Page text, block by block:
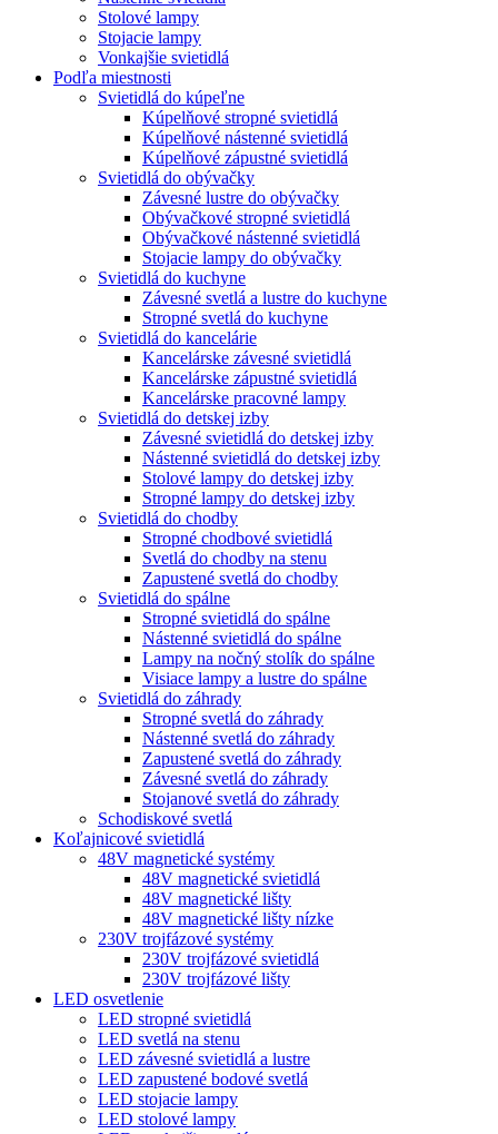
Stolové lampy
Stojacie lampy
Vonkajšie svietidlá
Podľa miestnosti
Svietidlá do kúpeľne
Kúpelňové stropné svietidlá
Kúpelňové nástenné svietidlá
Kúpelňové zápustné svietidlá
Svietidlá do obývačky
Závesné lustre do obývačky
Obývačkové stropné svietidlá
Obývačkové nástenné svietidlá
Stojacie lampy do obývačky
Svietidlá do kuchyne
Závesné svetlá a lustre do kuchyne
Stropné svetlá do kuchyne
Svietidlá do kancelárie
Kancelárske závesné svietidlá
Kancelárske zápustné svietidlá
Kancelárske pracovné lampy
Svietidlá do detskej izby
Závesné svietidlá do detskej izby
Nástenné svietidlá do detskej izby
Stolové lampy do detskej izby
Stropné lampy do detskej izby
Svietidlá do chodby
Stropné chodbové svietidlá
Svetlá do chodby na stenu
Zapustené svetlá do chodby
Svietidlá do spálne
Stropné svietidlá do spálne
Nástenné svietidlá do spálne
Lampy na nočný stolík do spálne
Visiace lampy a lustre do spálne
Svietidlá do záhrady
Stropné svetlá do záhrady
Nástenné svetlá do záhrady
Zapustené svetlá do záhrady
Závesné svetlá do záhrady
Stojanové svetlá do záhrady
Schodiskové svetlá
Koľajnicové svietidlá
48V magnetické systémy
48V magnetické svietidlá
48V magnetické lišty
48V magnetické lišty nízke
230V trojfázové systémy
230V trojfázové svietidlá
230V trojfázové lišty
LED osvetlenie
LED stropné svietidlá
LED svetlá na stenu
LED závesné svietidlá a lustre
LED zapustené bodové svetlá
LED stojacie lampy
LED stolové lampy